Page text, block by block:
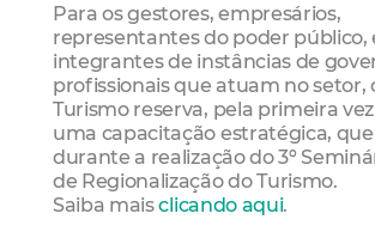
Para os gestores, empresários,
representantes do poder público,
integrantes de instâncias de
profissionais que atuam no setor,
Turismo reserva, pela primeira
uma capacitação estratégica,
durante a realização do 3º
de Regionalização do Turismo.
Saiba maisclicando aqui.